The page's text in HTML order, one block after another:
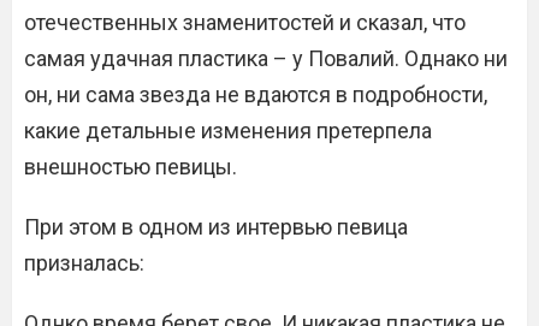
отечественных знаменитостей и сказал, что
самая удачная пластика – у Повалий. Однако ни
он, ни сама звезда не вдаются в подробности,
какие детальные изменения претерпела
внешностью певицы.
При этом в одном из интервью певица
призналась: